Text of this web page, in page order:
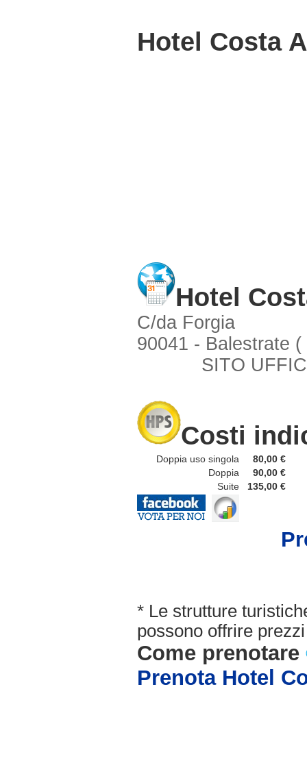
Hotel Costa
Hotel
C/da Forgia
90041 - Balestrate (
SITO
Costi
Doppia uso singola
80,00 €
Doppia
90,00 €
Suite
135,00 €
* Le strutture
possono offrire
Come prenotare
Prenota Hotel